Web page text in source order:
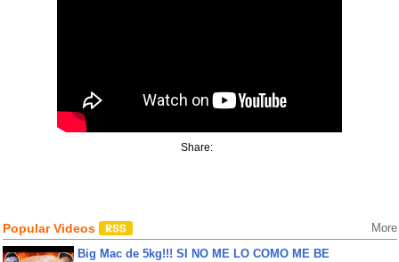
Share:
Popular Videos More
Big Mac de 5kg!!! SI NO ME LO COMO ME BE